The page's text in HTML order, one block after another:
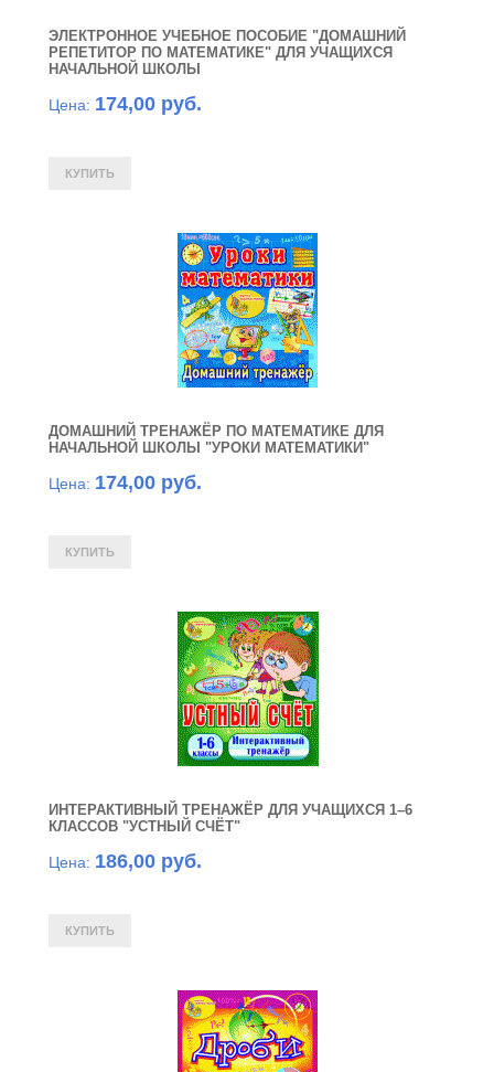
ЭЛЕКТРОННОЕ УЧЕБНОЕ ПОСОБИЕ "ДОМАШНИЙ
РЕПЕТИТОР ПО МАТЕМАТИКЕ" ДЛЯ УЧАЩИХСЯ
НАЧАЛЬНОЙ ШКОЛЫ
Цена: 174,00 руб.
ДОМАШНИЙ ТРЕНАЖЁР ПО МАТЕМАТИКЕ ДЛЯ
НАЧАЛЬНОЙ ШКОЛЫ "УРОКИ МАТЕМАТИКИ"
Цена: 174,00 руб.
ИНТЕРАКТИВНЫЙ ТРЕНАЖЁР ДЛЯ УЧАЩИХСЯ 1–6
КЛАССОВ "УСТНЫЙ СЧЁТ"
Цена: 186,00 руб.